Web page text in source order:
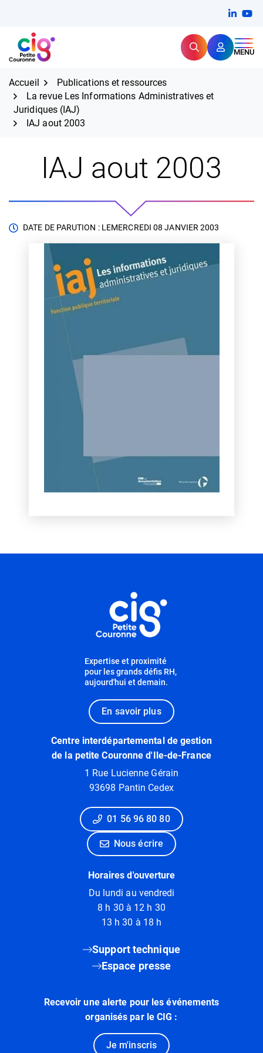
contenu
CIG Petite Couronne RechercherMENU
Expertise et proximité pour
Accueil
Publications et ressources
La revue Les Informations Administratives et
Juridiques (IAJ)
IAJ aout 2003
IAJ aout 2003
DATE DE PARUTION : LEMERCREDI 08 JANVIER 2003
Expertise et proximité
pour les grands défis RH,
aujourd'hui et demain.
En savoir plus
Centre interdépartemental de gestion
de la petite Couronne d'Ile-de-France
1 Rue Lucienne Gérain
93698 Pantin Cedex
01 56 96 80 80
Nous écrire
Horaires d'ouverture
Du lundi au vendredi
8 h 30 à 12 h 30
13 h 30 à 18 h
Support technique
Espace presse
Recevoir une alerte pour les événements
organisés par le CIG :
Je m'inscris